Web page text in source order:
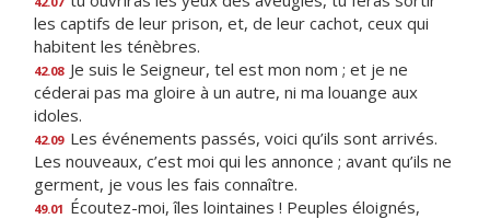
les captifs de leur prison, et, de leur cachot, ceux qui
habitent les ténèbres.
42.08 Je suis le Seigneur, tel est mon nom ; et je ne
céderai pas ma gloire à un autre, ni ma louange aux
idoles.
42.09 Les événements passés, voici qu’ils sont arrivés.
Les nouveaux, c’est moi qui les annonce ; avant qu’ils ne
germent, je vous les fais connaître.
49.01 Écoutez-moi, îles lointaines ! Peuples éloignés,